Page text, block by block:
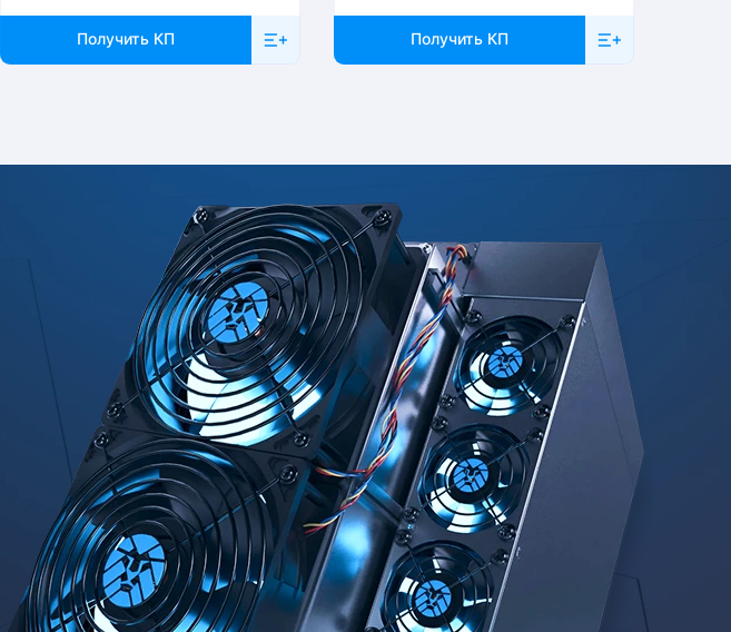
Получить КП Получить КП